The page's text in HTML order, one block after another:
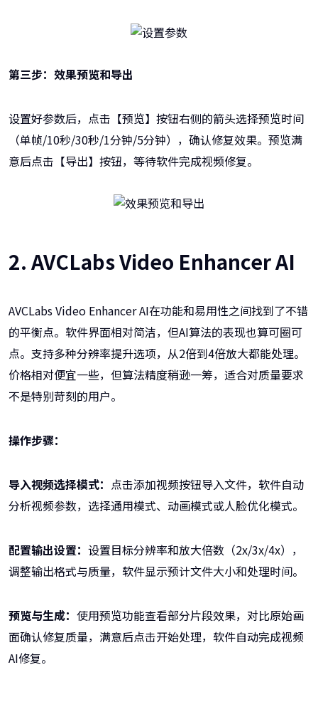
第三步：效果预览和导出
设置好参数后，点击【预览】按钮右侧的箭头选择预览时间
（单帧/10秒/30秒/1分钟/5分钟），确认修复效果。预览满
意后点击【导出】按钮，等待软件完成视频修复。
2. AVCLabs Video Enhancer AI
AVCLabs Video Enhancer AI在功能和易用性之间找到了不错
的平衡点。软件界面相对简洁，但AI算法的表现也算可圈可
点。支持多种分辨率提升选项，从2倍到4倍放大都能处理。
价格相对便宜一些，但算法精度稍逊一筹，适合对质量要求
不是特别苛刻的用户。
操作步骤：
导入视频选择模式： 点击添加视频按钮导入文件，软件自动
分析视频参数，选择通用模式、动画模式或人脸优化模式。
配置输出设置： 设置目标分辨率和放大倍数（2x/3x/4x），
调整输出格式与质量，软件显示预计文件大小和处理时间。
预览与生成： 使用预览功能查看部分片段效果，对比原始画
面确认修复质量，满意后点击开始处理，软件自动完成视频
AI修复。